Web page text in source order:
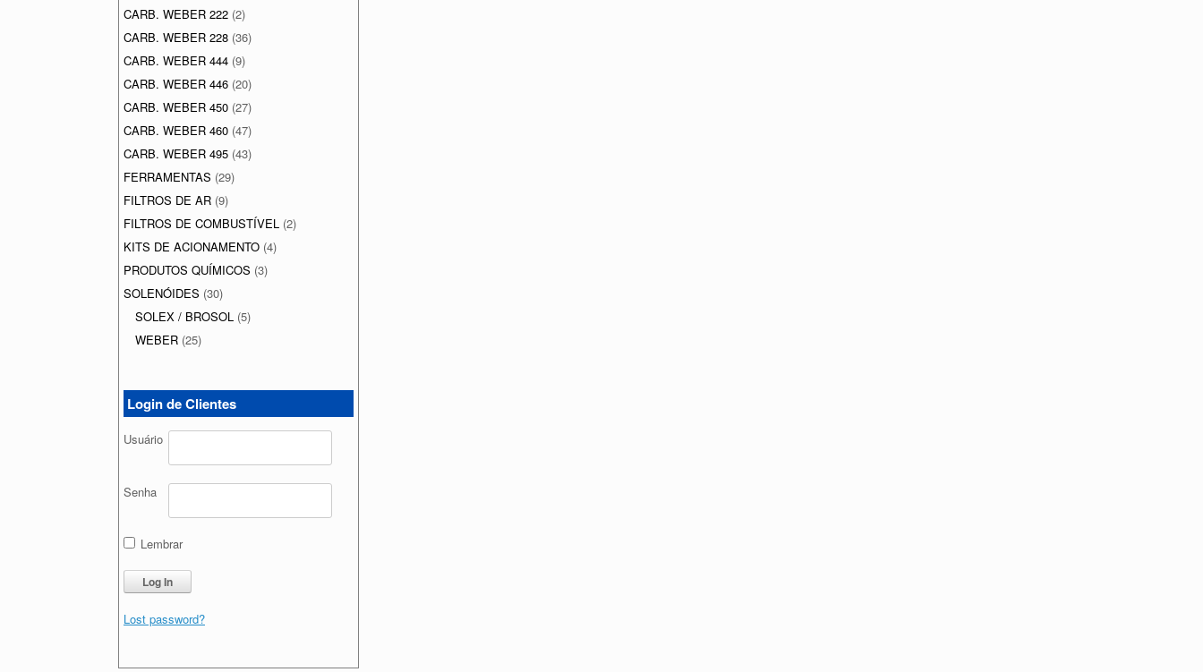
CARB. WEBER 222 (2)
CARB. WEBER 228 (36)
CARB. WEBER 444 (9)
CARB. WEBER 446 (20)
CARB. WEBER 450 (27)
CARB. WEBER 460 (47)
CARB. WEBER 495 (43)
FERRAMENTAS (29)
FILTROS DE AR (9)
FILTROS DE COMBUSTÍVEL (2)
KITS DE ACIONAMENTO (4)
PRODUTOS QUÍMICOS (3)
SOLENÓIDES (30)
SOLEX / BROSOL (5)
WEBER (25)
Login de Clientes
Usuário
Senha
Lembrar
Lost password?